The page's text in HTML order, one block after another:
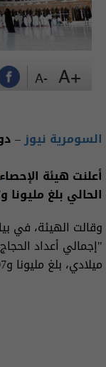
السومرية نيوز–
أعلنت هيئة الإحصاء
الحالي بلغ مليونا و707 آلاف و301 حاج وحاجة.
وقالت الهيئة، في
ميلادي، بلغ مليونا و707 آلاف و301 حاج وحاجة".
+A
-A